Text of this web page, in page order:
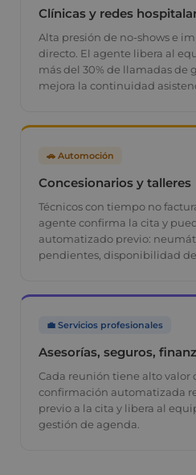
Clínicas y redes
Alta presión de no-shows e
directo. El agente libera al
más del 30% de llamadas de
mejora la continuidad
🚗 Automoción
Concesionarios y talleres
Técnicos con tiempo no
agente confirma la cita y
automatizado previo:
pendientes, disponibilidad
💼 Servicios profesionales
Asesorías, seguros,
Cada reunión tiene alto valor
confirmación automatizada
previo a la cita y libera al
gestión de agenda.